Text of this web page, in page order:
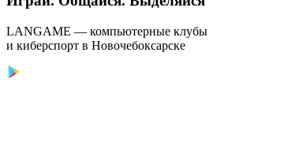
LANGAME — компьютерные клубы
и киберспорт в Новочебоксарске